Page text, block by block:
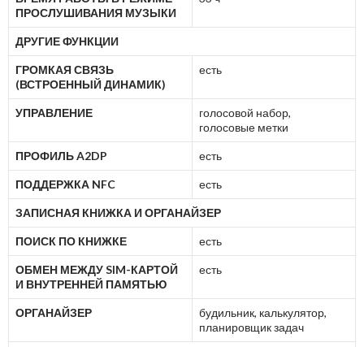
ПРОСЛУШИВАНИЯ МУЗЫКИ
ДРУГИЕ ФУНКЦИИ
ГРОМКАЯ СВЯЗЬ
(ВСТРОЕННЫЙ ДИНАМИК)
есть
УПРАВЛЕНИЕ
голосовой набор,
голосовые метки
ПРОФИЛЬ A2DP есть
ПОДДЕРЖКА NFC есть
ЗАПИСНАЯ КНИЖКА И ОРГАНАЙЗЕР
ПОИСК ПО КНИЖКЕ есть
ОБМЕН МЕЖДУ SIM-КАРТОЙ
И ВНУТРЕННЕЙ ПАМЯТЬЮ
есть
ОРГАНАЙЗЕР
будильник, калькулятор,
планировщик задач